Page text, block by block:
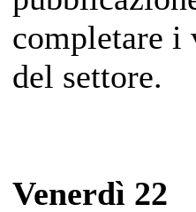
completare
del settore.
Venerdì 22